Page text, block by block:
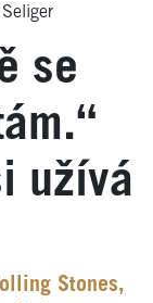
se
užívá
Stones,